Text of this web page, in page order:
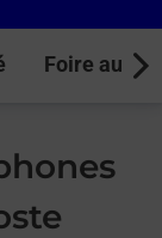
Foire aux